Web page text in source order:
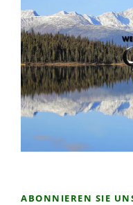
ABONNIEREN SIE